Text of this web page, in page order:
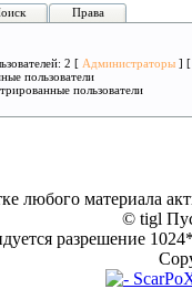
Права
2 [ Администраторы ]
пользователи
пользователи
любого материала
© tigl
разрешение